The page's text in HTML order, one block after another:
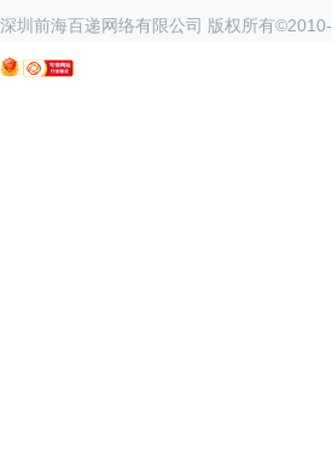
深圳前海百递网络有限公司 版权所有©2010-